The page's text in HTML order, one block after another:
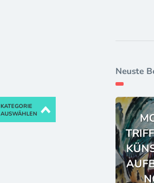
Neuste
KATEGORIE
AUSWÄHLEN